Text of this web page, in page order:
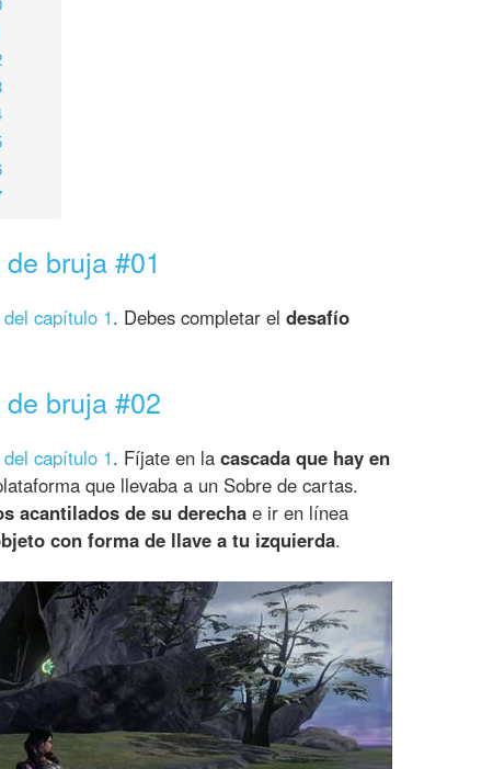
bruja #01
capítulo 1. Debes completar el desafío
bruja #02
capítulo 1. Fíjate en la cascada que hay en
que llevaba a un Sobre de cartas.
acantilados de su derecha e ir en línea
con forma de llave a tu izquierda.